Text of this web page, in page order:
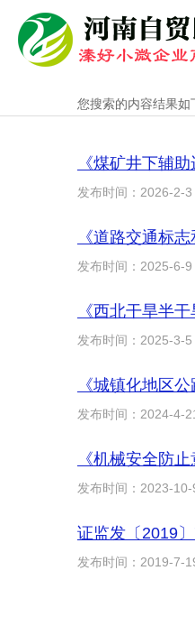
您搜索的内容结果
《煤矿井下辅
发布时间：2026-2-3
《道路交通标
发布时间：2025-6-9
《西北干旱半
发布时间：2025-3-5
《城镇化地区
发布时间：2024-4-
《机械安全防
发布时间：2023-10-
发布时间：2019-7-